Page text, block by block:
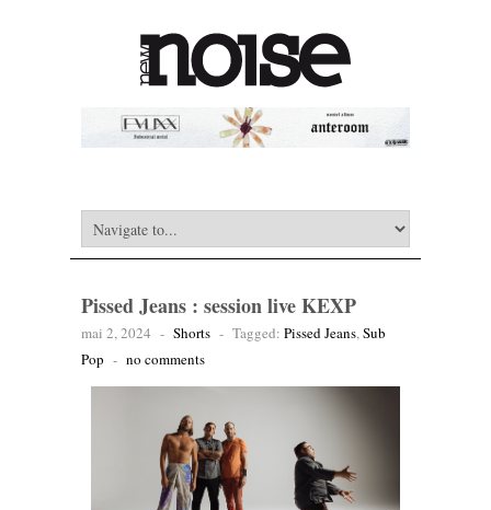
Pissed Jeans : session live KEXP
mai 2, 2024 - Shorts - Tagged: Pissed Jeans,Sub
Pop - no comments